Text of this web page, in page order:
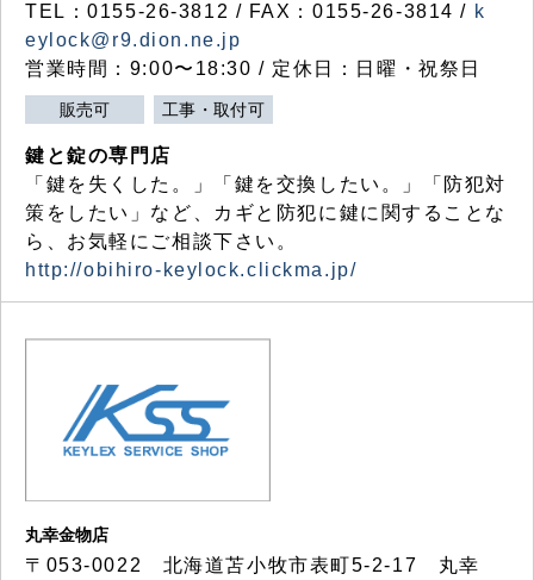
TEL：0155-26-3812 / FAX：0155-26-3814 / k
eylock@r9.dion.ne.jp
営業時間：9:00〜18:30 / 定休日：日曜・祝祭日
販売可 工事・取付可
鍵と錠の専門店
「鍵を失くした。」「鍵を交換したい。」「防犯対
策をしたい」など、カギと防犯に鍵に関することな
ら、お気軽にご相談下さい。
http://obihiro-keylock.clickma.jp/
丸幸金物店
〒053-0022 北海道苫小牧市表町5-2-17 丸幸